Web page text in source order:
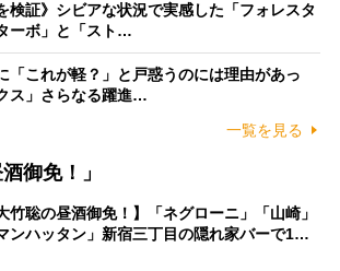
検証》シビアな状況で実感した「フォレスタ
ーボ」と「スト…
「これが軽？」と戸惑うのには理由があっ
ス」さらなる躍進…
一覧を見る
御免！」
竹聡の昼酒御免！】「ネグローニ」「山崎」
マンハッタン」新宿三丁目の隠れ家バーで1…